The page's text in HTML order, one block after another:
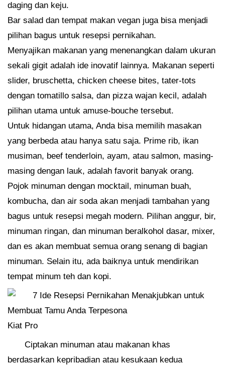
daging dan keju.
Bar salad dan tempat makan vegan juga bisa menjadi
pilihan bagus untuk resepsi pernikahan.
Menyajikan makanan yang menenangkan dalam ukuran
sekali gigit adalah ide inovatif lainnya. Makanan seperti
slider, bruschetta, chicken cheese bites, tater-tots
dengan tomatillo salsa, dan pizza wajan kecil, adalah
pilihan utama untuk amuse-bouche tersebut.
Untuk hidangan utama, Anda bisa memilih masakan
yang berbeda atau hanya satu saja. Prime rib, ikan
musiman, beef tenderloin, ayam, atau salmon, masing-
masing dengan lauk, adalah favorit banyak orang.
Pojok minuman dengan mocktail, minuman buah,
kombucha, dan air soda akan menjadi tambahan yang
bagus untuk resepsi megah modern. Pilihan anggur, bir,
minuman ringan, dan minuman beralkohol dasar, mixer,
dan es akan membuat semua orang senang di bagian
minuman. Selain itu, ada baiknya untuk mendirikan
tempat minum teh dan kopi.
Kiat Pro
Ciptakan minuman atau makanan khas
berdasarkan kepribadian atau kesukaan kedua